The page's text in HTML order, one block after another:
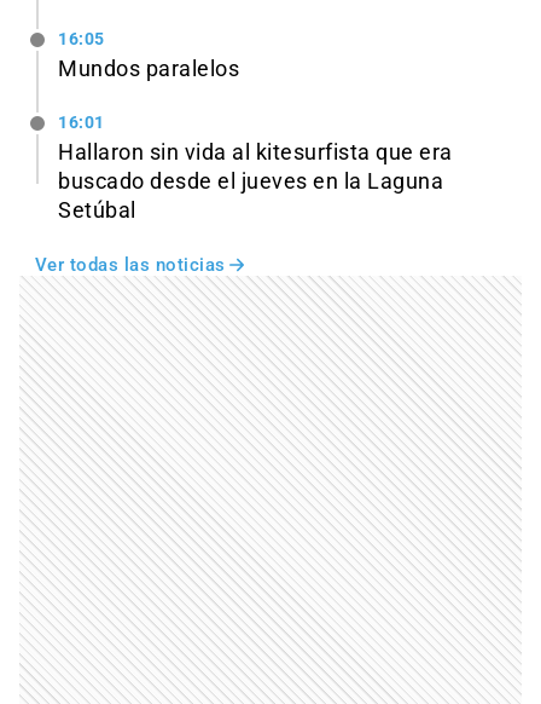
16:05
Mundos paralelos
16:01
Hallaron sin vida al kitesurfista que era
buscado desde el jueves en la Laguna
Setúbal
Ver todas las noticias